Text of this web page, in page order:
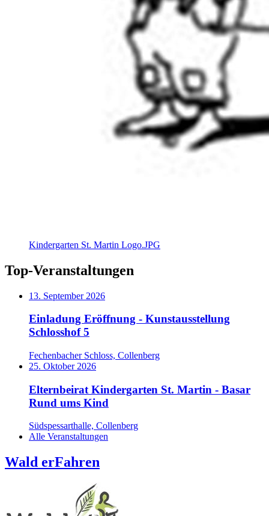
Kindergarten St. Martin Logo.JPG
Top-Veranstaltungen
13. September 2026
Einladung Eröffnung - Kunstausstellung
Schlosshof 5
Fechenbacher Schloss, Collenberg
25. Oktober 2026
Elternbeirat Kindergarten St. Martin - Basar
Rund ums Kind
Südspessarthalle, Collenberg
Alle Veranstaltungen
Wald erFahren